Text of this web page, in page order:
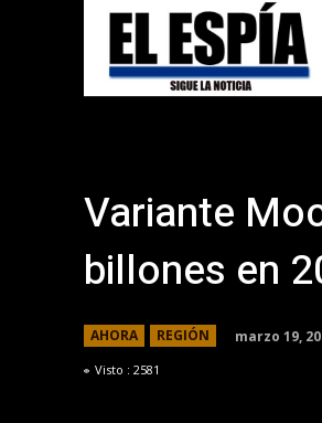
Variante
billones en
AHORA REGIÓN marzo 19,
Visto : 2581